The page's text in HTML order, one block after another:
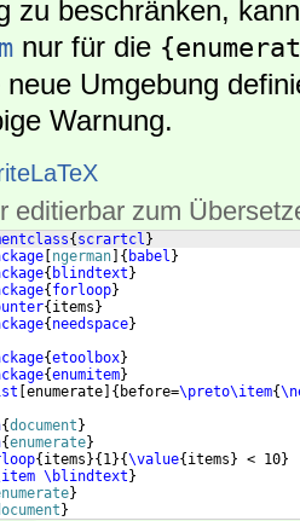
zu beschränken,
nur für die
neue Umgebung
Warnung.
editierbar zum
{ scrartcl }
ngerman { babel }
{ blindtext }
{ forloop}
{ items }
{ needspace}
{etoolbox}
{enumitem}
enumerate { before=\preto\item{
{document }
{enumerate}
{ items }{ 1}{\value{ items } < 10}
\blindtext }
}
}